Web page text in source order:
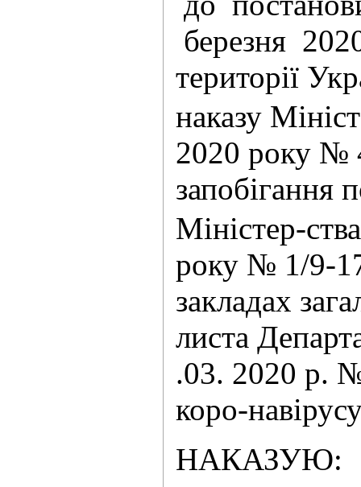
березня
території
наказу
2020 року №
запобігання
Міністер-
року № 1/9-
закладах
листа
.03. 2020 р.
коро-
НАКАЗУЮ: